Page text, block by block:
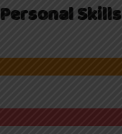
Personal Skills